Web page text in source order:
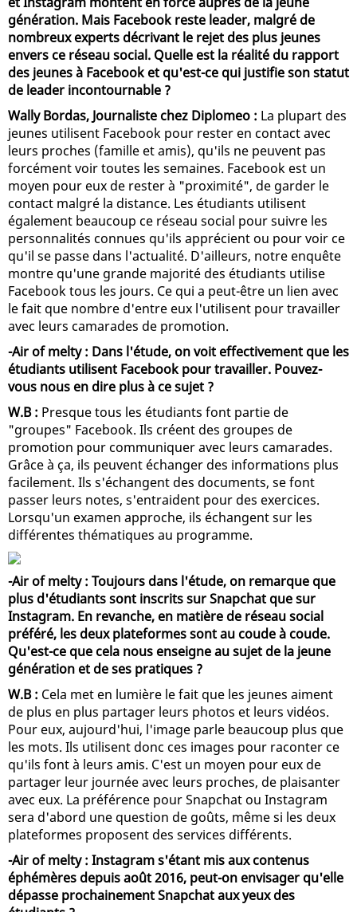
génération. Mais Facebook reste leader, malgré de
nombreux experts décrivant le rejet des plus jeunes
envers ce réseau social. Quelle est la réalité du rapport
des jeunes à Facebook et qu'est-ce qui justifie son statut
de leader incontournable ?
Wally Bordas, Journaliste chez Diplomeo : La plupart des
jeunes utilisent Facebook pour rester en contact avec
leurs proches (famille et amis), qu'ils ne peuvent pas
forcément voir toutes les semaines. Facebook est un
moyen pour eux de rester à "proximité", de garder le
contact malgré la distance. Les étudiants utilisent
également beaucoup ce réseau social pour suivre les
personnalités connues qu'ils apprécient ou pour voir ce
qu'il se passe dans l'actualité. D'ailleurs, notre enquête
montre qu'une grande majorité des étudiants utilise
Facebook tous les jours. Ce qui a peut-être un lien avec
le fait que nombre d'entre eux l'utilisent pour travailler
avec leurs camarades de promotion.
-Air of melty : Dans l'étude, on voit effectivement que les
étudiants utilisent Facebook pour travailler. Pouvez-
vous nous en dire plus à ce sujet ?
W.B : Presque tous les étudiants font partie de
"groupes" Facebook. Ils créent des groupes de
promotion pour communiquer avec leurs camarades.
Grâce à ça, ils peuvent échanger des informations plus
facilement. Ils s'échangent des documents, se font
passer leurs notes, s'entraident pour des exercices.
Lorsqu'un examen approche, ils échangent sur les
différentes thématiques au programme.
-Air of melty : Toujours dans l'étude, on remarque que
plus d'étudiants sont inscrits sur Snapchat que sur
Instagram. En revanche, en matière de réseau social
préféré, les deux plateformes sont au coude à coude.
Qu'est-ce que cela nous enseigne au sujet de la jeune
génération et de ses pratiques ?
W.B : Cela met en lumière le fait que les jeunes aiment
de plus en plus partager leurs photos et leurs vidéos.
Pour eux, aujourd'hui, l'image parle beaucoup plus que
les mots. Ils utilisent donc ces images pour raconter ce
qu'ils font à leurs amis. C'est un moyen pour eux de
partager leur journée avec leurs proches, de plaisanter
avec eux. La préférence pour Snapchat ou Instagram
sera d'abord une question de goûts, même si les deux
plateformes proposent des services différents.
-Air of melty : Instagram s'étant mis aux contenus
éphémères depuis août 2016, peut-on envisager qu'elle
dépasse prochainement Snapchat aux yeux des